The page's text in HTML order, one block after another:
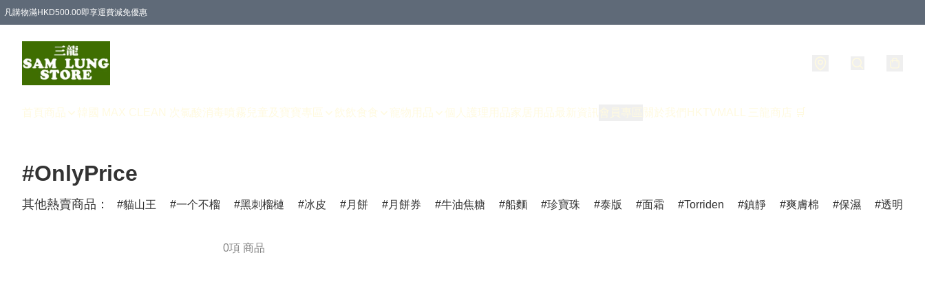
凡購物滿HKD500.00即享運費減免優惠
首頁 商品 韓國 MAX CLEAN 次氯酸消毒噴霧 兒童及寶寶專區 飲飲食食 寵物用品 個人護理用品家居用品 最新資訊 關於我們 HKTVMALL 三龍商店 🛒
#OnlyPrice
其他熱賣商品： 貓山王 一个不榴 黑刺榴槤 冰皮 月餅 月餅券 牛油焦糖 船麵 珍寶珠 泰版 面霜 Torriden 鎮靜 爽膚棉 保濕 透明質酸
0項 商品